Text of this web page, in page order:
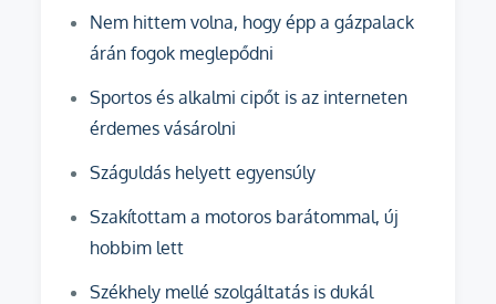
Nem hittem volna, hogy épp a gázpalack
árán fogok meglepődni
Sportos és alkalmi cipőt is az interneten
érdemes vásárolni
Száguldás helyett egyensúly
Szakítottam a motoros barátommal, új
hobbim lett
Székhely mellé szolgáltatás is dukál